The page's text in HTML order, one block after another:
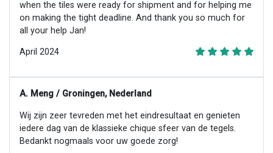
when the tiles were ready for shipment and for helping me
on making the tight deadline. And thank you so much for
all your help Jan!
April 2024
A. Meng / Groningen, Nederland
Wij zijn zeer tevreden met het eindresultaat en genieten
iedere dag van de klassieke chique sfeer van de tegels.
Bedankt nogmaals voor uw goede zorg!